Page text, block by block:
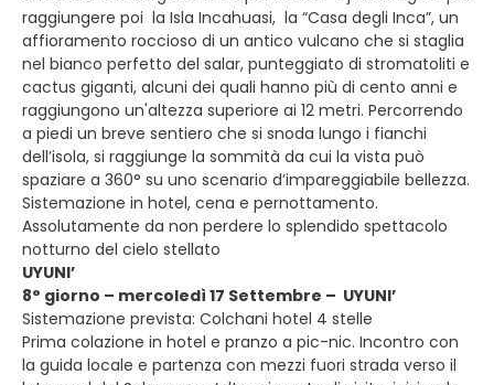
raggiungere poi la Isla Incahuasi, la “Casa degli Inca”, un
affioramento roccioso di un antico vulcano che si staglia
nel bianco perfetto del salar, punteggiato di stromatoliti e
cactus giganti, alcuni dei quali hanno più di cento anni e
raggiungono un'altezza superiore ai 12 metri. Percorrendo
a piedi un breve sentiero che si snoda lungo i fianchi
dell’isola, si raggiunge la sommità da cui la vista può
spaziare a 360° su uno scenario d’impareggiabile bellezza.
Sistemazione in hotel, cena e pernottamento.
Assolutamente da non perdere lo splendido spettacolo
notturno del cielo stellato
UYUNI’
8° giorno – mercoledì 17 Settembre – UYUNI’
Sistemazione prevista: Colchani hotel 4 stelle
Prima colazione in hotel e pranzo a pic-nic. Incontro con
la guida locale e partenza con mezzi fuori strada verso il